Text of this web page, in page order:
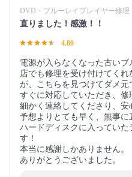
DVD・ブルーレイプレイヤー修理
直りました！感激！！
4.80
電源が入らなくなった古い
店でも修理を受け付けてく
が、こちらを見つけてダメ元
すぐに対応していただき、修
細かく連絡してくださり、安
予想よりとても早く、無事に
ハードディスクに入ってい
す！
本当に感謝しかありません。
ありがとうございました。